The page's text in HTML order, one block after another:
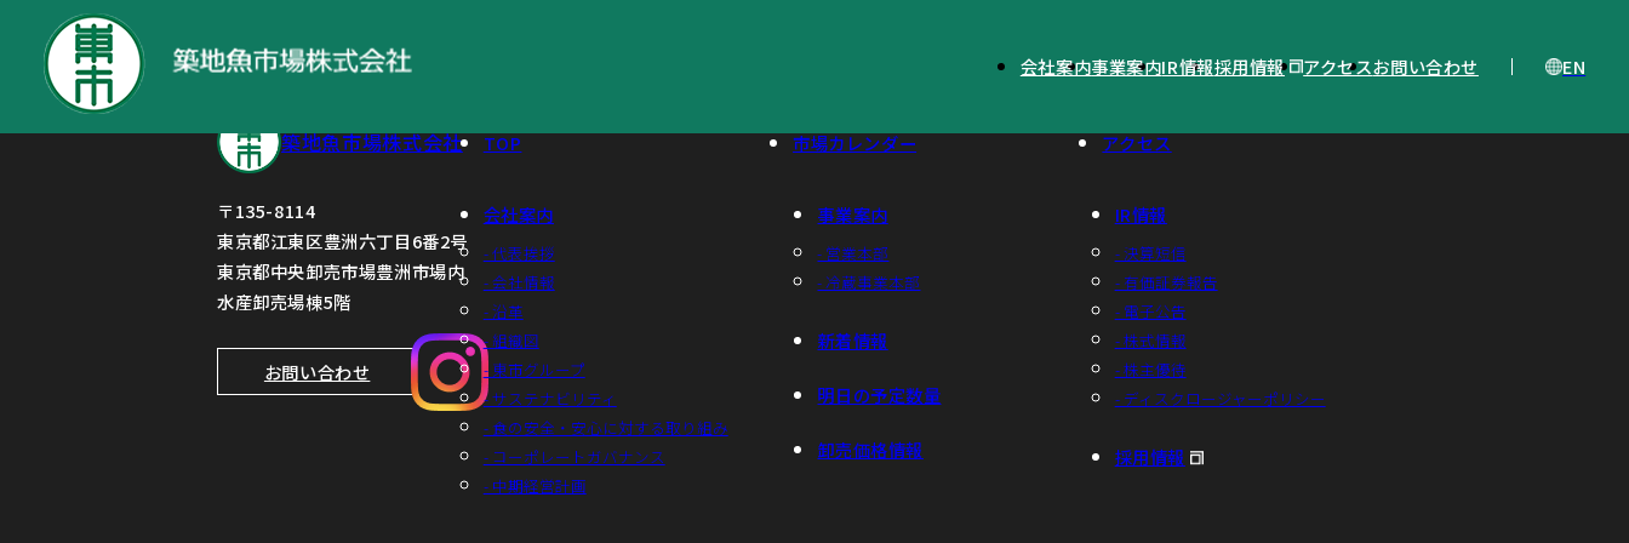
会社案内事業案内IR情報採用情報 アクセスお問い合わせ EN
決算短信
築地魚市場株式会社
〒135-8114
東京都江東区豊洲六丁目6番2号
東京都中央卸売市場豊洲市場内
水産卸売場棟5階
お問い合わせ
TOP 市場カレンダー アクセス
会社案内
- 代表挨拶
- 会社情報
- 沿革
- 組織図
- 東市グループ
- サステナビリティ
- 食の安全・安心に対する取り組み
- コーポレートガバナンス
- 中期経営計画
事業案内
- 営業本部
- 冷蔵事業本部
新着情報
明日の予定数量
卸売価格情報
IR情報
- 決算短信
- 有価証券報告
- 電子公告
- 株式情報
- 株主優待
- ディスクロージャーポリシー
採用情報